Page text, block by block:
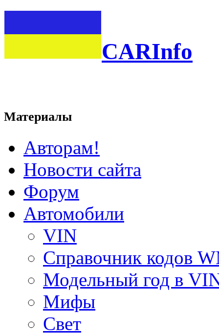
CARInfo
Материалы
Авторам!
Новости сайта
Форум
Автомобили
VIN
Справочник кодов
Модельный год в
Мифы
Свет